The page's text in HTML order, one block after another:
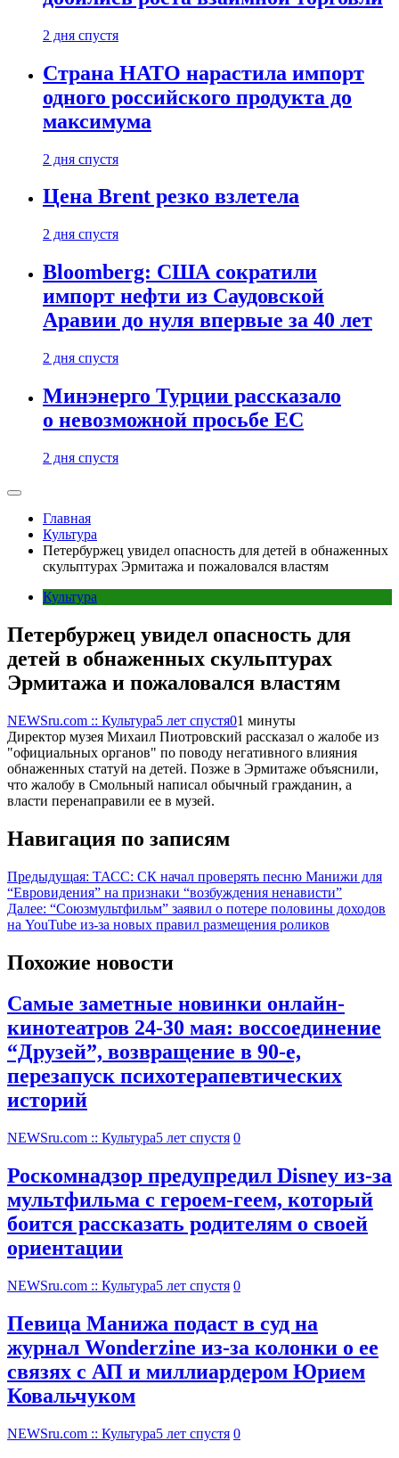
2 дня спустя
Страна НАТО нарастила импорт
одного российского продукта до
максимума
2 дня спустя
Цена Brent резко взлетела
2 дня спустя
Bloomberg: США сократили
импорт нефти из Саудовской
Аравии до нуля впервые за 40 лет
2 дня спустя
Минэнерго Турции рассказало
о невозможной просьбе ЕС
2 дня спустя
Главная
Культура
Петербуржец увидел опасность для детей в обнаженных
скульптурах Эрмитажа и пожаловался властям
Культура
Петербуржец увидел опасность для
детей в обнаженных скульптурах
Эрмитажа и пожаловался властям
NEWSru.com :: Культура5 лет спустя01 минуты
Директор музея Михаил Пиотровский рассказал о жалобе из
"официальных органов" по поводу негативного влияния
обнаженных статуй на детей. Позже в Эрмитаже объяснили,
что жалобу в Смольный написал обычный гражданин, а
власти перенаправили ее в музей.
Навигация по записям
Предыдущая: ТАСС: СК начал проверять песню Манижи для
“Евровидения” на признаки “возбуждения ненависти”
Далее: “Союзмультфильм” заявил о потере половины доходов
на YouTube из-за новых правил размещения роликов
Похожие новости
Самые заметные новинки онлайн-
кинотеатров 24-30 мая: воссоединение
“Друзей”, возвращение в 90-е,
перезапуск психотерапевтических
историй
NEWSru.com :: Культура5 лет спустя 0
Роскомнадзор предупредил Disney из-за
мультфильма c героем-геем, который
боится рассказать родителям о своей
ориентации
NEWSru.com :: Культура5 лет спустя 0
Певица Манижа подаст в суд на
журнал Wonderzine из-за колонки о ее
связях с АП и миллиардером Юрием
Ковальчуком
NEWSru.com :: Культура5 лет спустя 0